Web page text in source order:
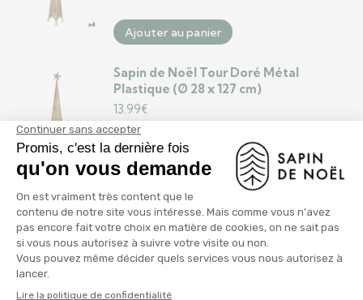
Ajouter au panier
Sapin de Noël Tour Doré Métal
Plastique (Ø 28 x 127 cm)
13.99€
Ajouter au panier
Sapin de Noël DKD Home Decor
Rouge Vert Naturel PVC 35 x 35 x 70
cm
34.99€